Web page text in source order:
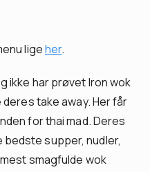
ligeher.
ikke har prøvet Iron wok
take away. Her får
for thai mad. Deres
supper, nudler,
smagfulde wok